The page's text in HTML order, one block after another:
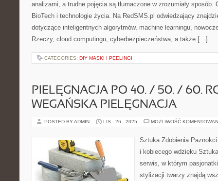
analizami, a trudne pojęcia są tłumaczone w zrozumiały sposób.
BioTech i technologie życia. Na RedSMS.pl odwiedzający
dotyczące inteligentnych algorytmów, machine learningu,
Rzeczy, cloud computingu, cyberbezpieczeństwa, a także […]
CATEGORIES: DIY MASKI I PEELINGI
PIELĘGNACJA PO 40. / 50. / 60.
WEGAŃSKA PIELĘGNACJA
POSTED BY ADMIN LIS - 26 - 2025 MOŻLIWOŚĆ
Sztuka Zdobienia
i kobiecego wdzięku
serwis, w którym
stylizacji twarzy znajdą